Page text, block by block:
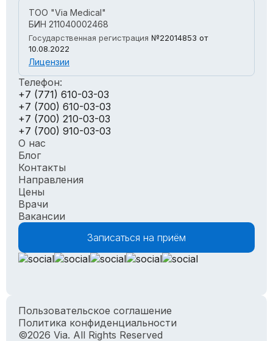
ТОО "Via Medical"
БИН 211040002468
Государственная регистрация №22014853 от
10.08.2022
Лицензии
Телефон:
+7 (771) 610-03-03
+7 (700) 610-03-03
+7 (700) 210-03-03
+7 (700) 910-03-03
О нас
Блог
Контакты
Направления
Цены
Врачи
Вакансии
Записаться на приём
Пользовательское соглашение
Политика конфиденциальности
©2026 Via. All Rights Reserved